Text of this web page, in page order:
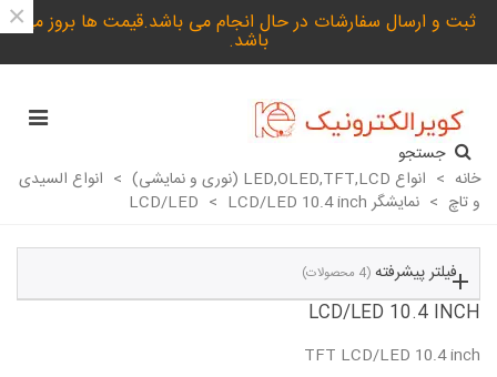
ثبت و ارسال سفارشات در حال انجام می باشد.قیمت ها بروز می
باشد.
×
جستجو
خانه > انواع LED,OLED,TFT,LCD (نوری و نمایشی) > انواع السیدی
و تاچ > نمایشگر LCD/LED > LCD/LED 10.4 inch
فیلتر پیشرفته (4 محصولات)
LCD/LED 10.4 INCH
TFT LCD/LED 10.4 inch